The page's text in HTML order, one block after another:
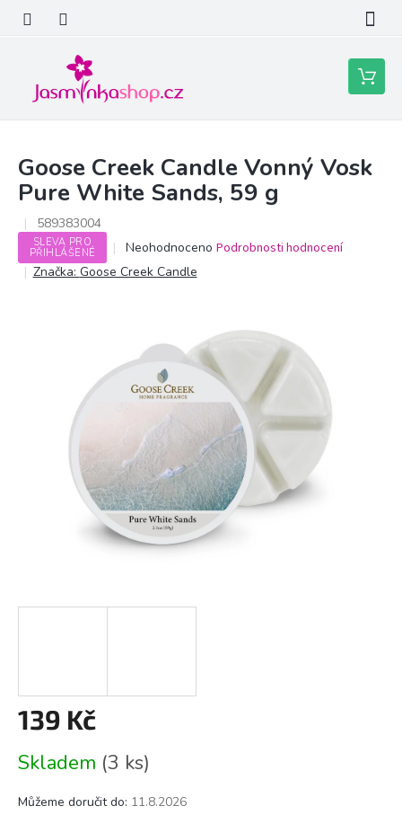
obsah
Nákupní
košík
Goose Creek Candle Vonný Vosk
Pure White Sands, 59 g
589383004
SLEVA PRO
PŘIHLÁŠENÉ
Průměrné
hodnocení
produktu
hvězdiček.
Neohodnoceno Podrobnosti hodnocení
Značka: Goose Creek Candle
139 Kč
cena:
Skladem (3 ks)
Můžeme doručit do: 11.8.2026